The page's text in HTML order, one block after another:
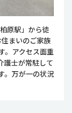
原駅」から徒
まいのご家族
。アクセス面重
護士が常駐して
。万が一の状況